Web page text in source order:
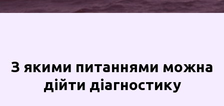
З якими питаннями можна
дійти діагностику